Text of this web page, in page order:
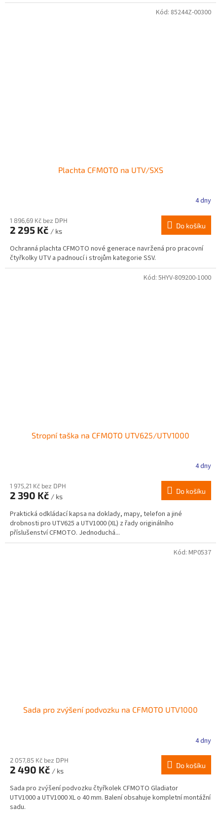
Plachta CFMOTO na UTV/SXS
4 dny
1 896,69 Kč bez DPH
2 295 Kč / ks
Do košíku
Ochranná plachta CFMOTO nové generace navržená pro pracovní
čtyřkolky UTV a padnoucí i strojům kategorie SSV.
Kód: 85244Z-00300
Stropní taška na CFMOTO UTV625/UTV1000
4 dny
1 975,21 Kč bez DPH
2 390 Kč / ks
Do košíku
Praktická odkládací kapsa na doklady, mapy, telefon a jiné
drobnosti pro UTV625 a UTV1000 (XL) z řady originálního
příslušenství CFMOTO. Jednoduchá...
Kód: 5HYV-809200-1000
Sada pro zvýšení podvozku na CFMOTO UTV1000
4 dny
2 057,85 Kč bez DPH
2 490 Kč / ks
Do košíku
Sada pro zvýšení podvozku čtyřkolek CFMOTO Gladiator
UTV1000 a UTV1000 XL o 40 mm. Balení obsahuje kompletní montážní
sadu.
Kód: MP0537